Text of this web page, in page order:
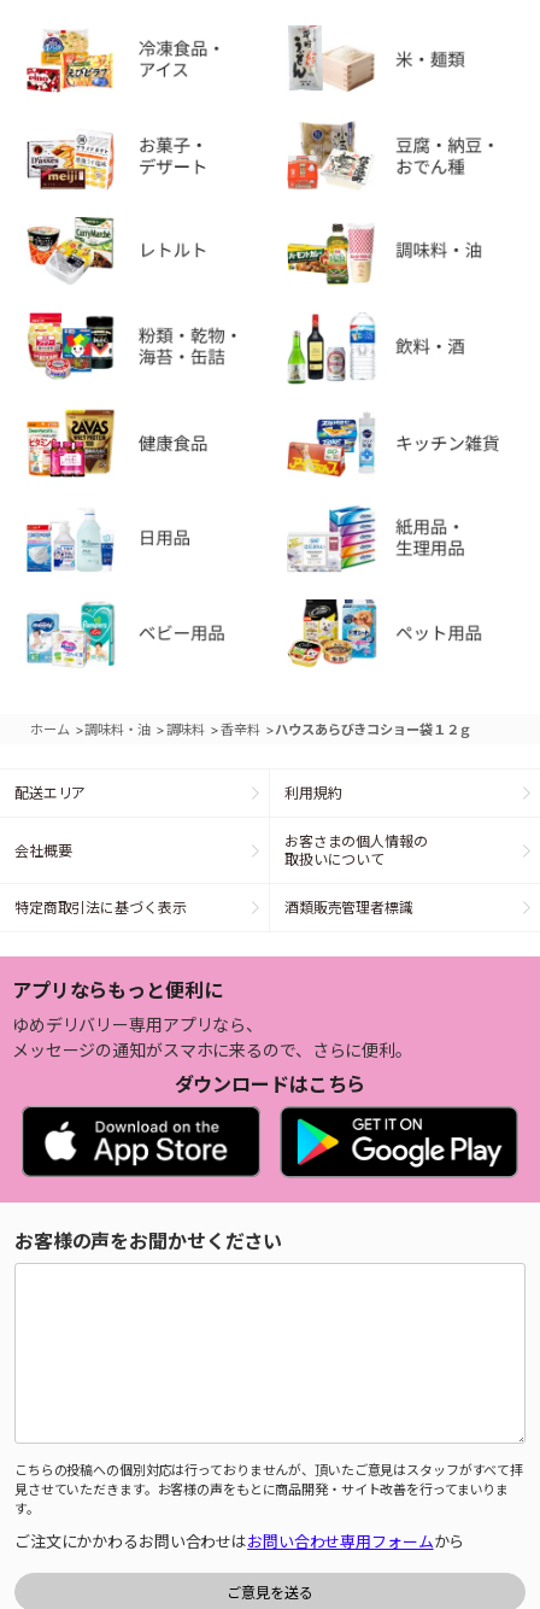
ホーム >調味料・油 >調味料 >香辛料 >ハウスあらびきコショー袋１２ｇ
配送エリア 利用規約
会社概要
お客さまの個人情報の
取扱いについて
特定商取引法に基づく表示 酒類販売管理者標識
アプリならもっと便利に
ゆめデリバリー専用アプリなら、
メッセージの通知がスマホに来るので、さらに便利。
ダウンロードはこちら
お客様の声をお聞かせください
こちらの投稿への個別対応は行っておりませんが、頂いたご意見はスタッフがすべて拝
見させていただきます。お客様の声をもとに商品開発・サイト改善を行ってまいりま
す。
ご注文にかかわるお問い合わせはお問い合わせ専用フォームから